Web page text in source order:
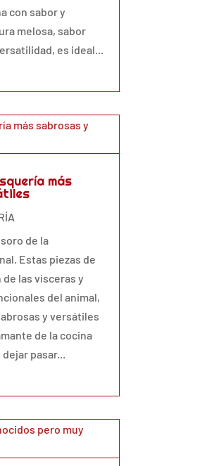
con sabor y
melosa, sabor
es ideal...
más
de la
Estas piezas de
las vísceras y
del animal,
y versátiles
de la cocina
pasar...